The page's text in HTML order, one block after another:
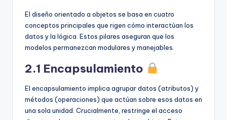
El diseño orientado a objetos se basa en cuatro
conceptos principales que rigen cómo interactúan los
datos y la lógica. Estos pilares aseguran que los
modelos permanezcan modulares y manejables.
2.1 Encapsulamiento
El encapsulamiento implica agrupar datos (atributos) y
métodos (operaciones) que actúan sobre esos datos en
una sola unidad. Crucialmente, restringe el acceso